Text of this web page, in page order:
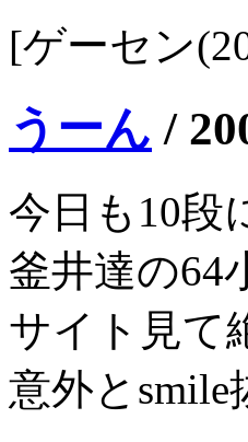
[ゲーセン
うーん /
今日も10段
釜井達の64
サイト見て
意外と